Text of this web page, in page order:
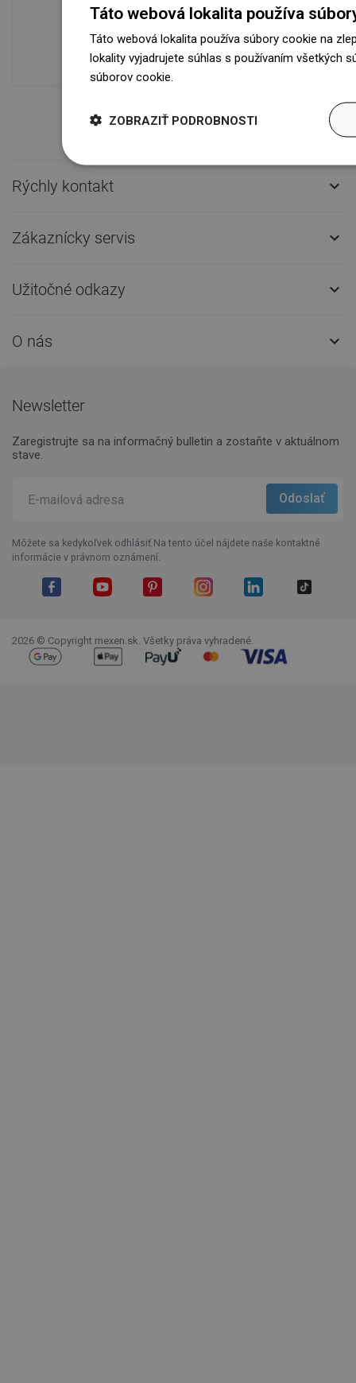
Naše výrobky na vás čakajú v
modernom sklade.Vždy pripravený na
prepravu!
Rýchly kontakt 
Zákaznícky servis 
Užitočné odkazy 
O nás 
Newsletter
Zaregistrujte sa na informačný bulletin a zostaňte v aktuálnom
stave.
Môžete sa kedykoľvek odhlásiť.Na tento účel nájdete naše kontaktné
informácie v právnom oznámení.
2026 © Copyright mexen.sk. Všetky práva vyhradené.
Táto webová lokalita používa
Táto webová lokalita používa súbory cookie na
lokality vyjadrujete súhlas s používaním všetkých
súborov cookie.
ZOBRAZIŤ PODROBNOSTI